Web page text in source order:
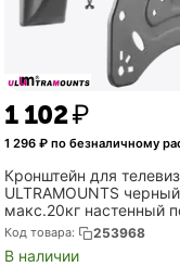
1 102₽
1 296₽ по безналичному
Кронштейн для
ULTRAMOUNTS
макс.20кг настенный
выдвижной и наклонный
(UM865)
Код товара: 253968
В наличии